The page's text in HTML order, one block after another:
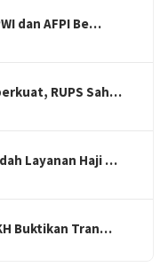
dan AFPI Be…
RUPS Sah…
Layanan Haji …
Buktikan Tran…